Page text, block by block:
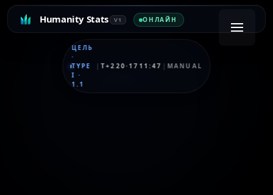
Humanity Stats V1 ОНЛАЙН
ЦЕЛЬ
·
TYPE
I ·
1.1
|T+220·1711:47 | MANUAL